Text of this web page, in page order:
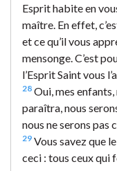
Esprit habite en
maître. En effet,
et ce qu’il vous
mensonge. C’est
l’Esprit Saint vous
28 Oui, mes
paraîtra, nous
nous ne serons pas
29 Vous savez que
ceci : tous ceux qui